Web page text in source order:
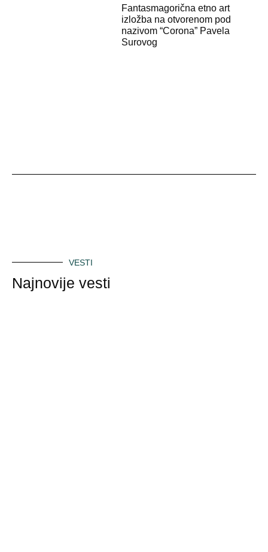
Fantasmagorična etno art
izložba na otvorenom pod
nazivom “Corona” Pavela
Surovog
VESTI
Najnovije vesti